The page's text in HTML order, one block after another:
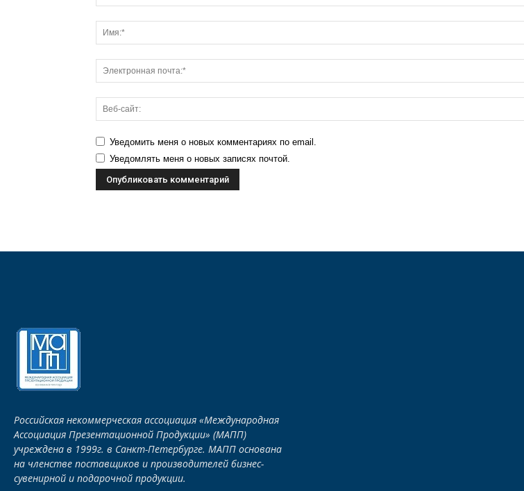
Уведомить меня о новых комментариях по email.
Уведомлять меня о новых записях почтой.
Российская некоммерческая ассоциация «Международная
Ассоциация Презентационной Продукции» (МАПП)
учреждена в 1999г. в Санкт-Петербурге. МАПП основана
на членстве поставщиков и производителей бизнес-
сувенирной и подарочной продукции.